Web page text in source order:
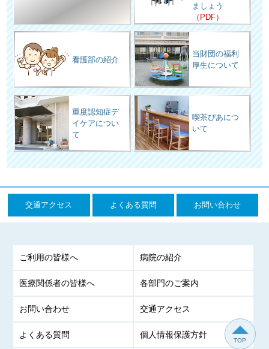
ましょう
（PDF）
看護部の紹介
当財団の福利
厚生について
重度認知症デ
イケアについ
て
喫茶ぴあにつ
いて
TOP
交通アクセス よくある質問 お問い合わせ
ご利用の皆様へ 病院の紹介
医療関係者の皆様へ 各部門のご案内
お問い合わせ 交通アクセス
よくある質問 個人情報保護方針